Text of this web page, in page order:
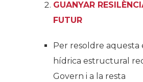
GUANYAR
FUTUR
Per resoldre aquesta
hídrica estructural
Govern i a la resta